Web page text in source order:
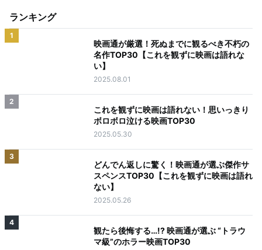
ランキング
1
映画通が厳選！死ぬまでに観るべき不朽の
名作TOP30【これを観ずに映画は語れな
い】
2025.08.01
2
これを観ずに映画は語れない！思いっきり
ボロボロ泣ける映画TOP30
2025.05.30
3
どんでん返しに驚く！映画通が選ぶ傑作サ
スペンスTOP30【これを観ずに映画は語れ
ない】
2025.05.26
4
観たら後悔する…!? 映画通が選ぶ “トラウ
マ級”のホラー映画TOP30